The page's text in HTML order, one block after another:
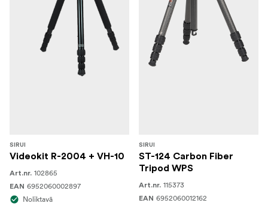
SIRUI
Videokit R-2004 + VH-10
Art.nr. 102865
EAN 6952060002897
Noliktavā
SIRUI
ST-124 Carbon Fiber
Tripod WPS
Art.nr. 115373
EAN 6952060012162